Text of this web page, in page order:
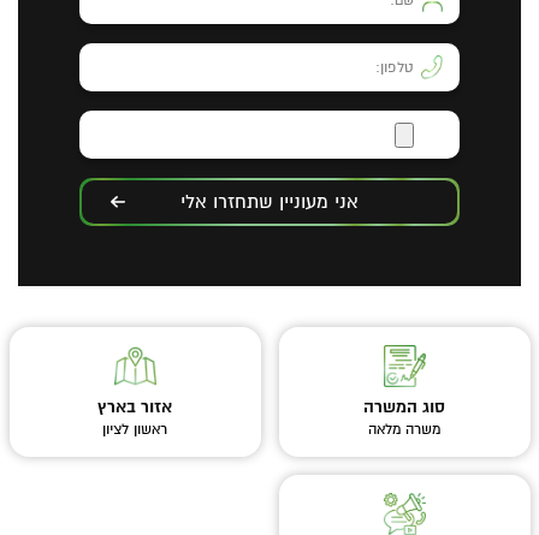
אני מעוניין שתחזרו אלי
סוג המשרה
משרה מלאה
אזור בארץ
ראשון לציון